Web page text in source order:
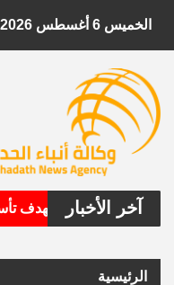
الخميس 6 أغسطس 2026
آخر الأخبار
الأمريكية تستهدف
الرئيسية